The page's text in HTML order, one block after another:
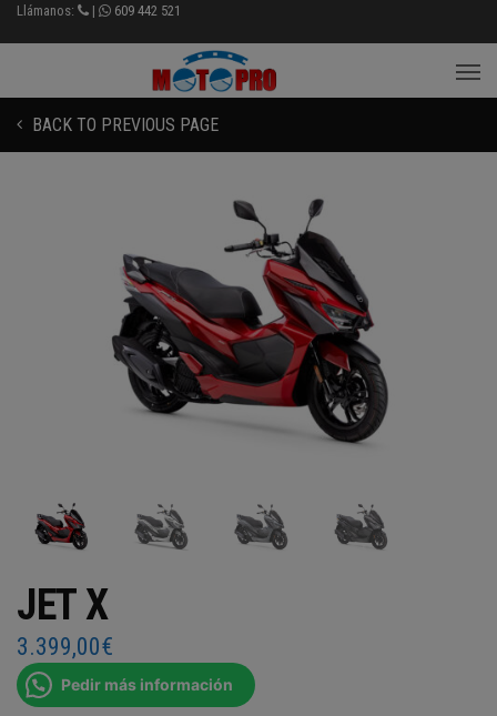
Llámanos: | 609 442 521
BACK TO PREVIOUS PAGE
JET X
3.399,00€
Pedir más información